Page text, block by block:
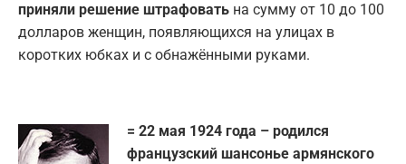
приняли решение штрафовать на сумму от 10 до 100
долларов женщин, появляющихся на улицах в
коротких юбках и с обнажёнными руками.
= 22 мая 1924 года – родился
французский шансонье армянского